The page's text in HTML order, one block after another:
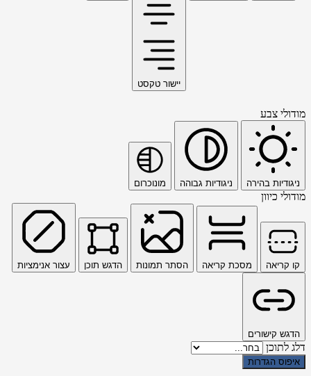
יישור טקסט
מודולי צבע
ניגודיות בהירה ניגודיות גבוהה מונוכרום
מודולי כיוון
קו קריאה מסכת קריאה הסתר תמונות הדגש תוכן עצור אנימציות
הדגש קישורים
דלג לתוכן
איפוס הגדרות